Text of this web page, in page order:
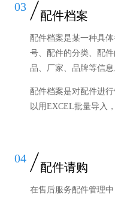
03
配件档案
配件档案是某一种具
号、配件的分类、配
品、厂家、品牌等信息
配件档案是对配件进
以用EXCEL批量导入
04
配件请购
在售后服务配件管理